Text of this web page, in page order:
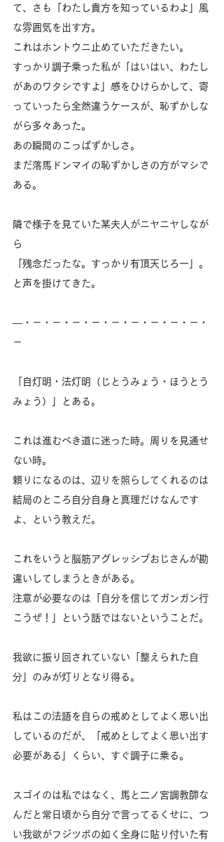
て、さも「わたし貴方を知っているわよ」風
な雰囲気を出す方。
これはホントウニ止めていただきたい。
すっかり調子乗った私が「はいはい、わたし
があのワタシですよ」感をひけらかして、寄
っていったら全然違うケースが、恥ずかしな
がら多々あった。
あの瞬間のこっぱずかしさ。
まだ落馬ドンマイの恥ずかしさの方がマシで
ある。
隣で様子を見ていた某夫人がニヤニヤしなが
ら
「残念だったな。すっかり有頂天じろー」。
と声を掛けてきた。
―・－・－・－・－・－・－・－・－・－・
－
「自灯明・法灯明（じとうみょう・ほうとう
みょう）」とある。
これは進むべき道に迷った時。周りを見通せ
ない時。
頼りになるのは、辺りを照らしてくれるのは
結局のところ自分自身と真理だけなんです
よ、という教えだ。
これをいうと脳筋アグレッシブおじさんが勘
違いしてしまうときがある。
注意が必要なのは「自分を信じてガンガン行
こうぜ！」という話ではないということだ。
我欲に振り回されていない「整えられた自
分」のみが灯りとなり得る。
私はこの法語を自らの戒めとしてよく思い出
しているのだが、「戒めとしてよく思い出す
必要がある」くらい、すぐ調子に乗る。
スゴイのは私ではなく、馬と二ノ宮調教師な
んだと常日頃から自分で言ってるくせに、つ
い我欲がフジツボの如く全身に貼り付いた有